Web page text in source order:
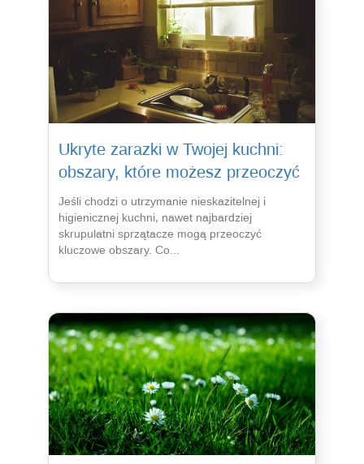
Ukryte zarazki w Twojej kuchni:
obszary, które możesz przeoczyć
Jeśli chodzi o utrzymanie nieskazitelnej i
higienicznej kuchni, nawet najbardziej
skrupulatni sprzątacze mogą przeoczyć
kluczowe obszary. Co...